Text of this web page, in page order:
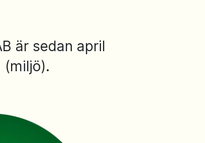
är sedan april
(miljö).